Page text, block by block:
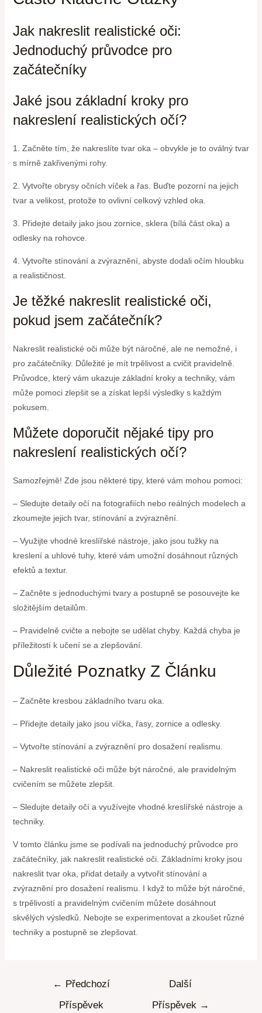
Jak nakreslit realistické oči:
Jednoduchý průvodce pro
začátečníky
Jaké jsou základní kroky pro
nakreslení realistických očí?
1. Začněte tím, že nakreslíte tvar oka – obvykle je to oválný tvar
s mírně zakřivenými rohy.
2. Vytvořte obrysy očních víček a řas. Buďte pozorní na jejich
tvar a velikost, protože to ovlivní celkový vzhled oka.
3. Přidejte detaily jako jsou zornice, sklera (bílá část oka) a
odlesky na rohovce.
4. Vytvořte stínování a zvýraznění, abyste dodali očím hloubku
a realističnost.
Je těžké nakreslit realistické oči,
pokud jsem začátečník?
Nakreslit realistické oči může být náročné, ale ne nemožné, i
pro začátečníky. Důležité je mít trpělivost a cvičit pravidelně.
Průvodce, který vám ukazuje základní kroky a techniky, vám
může pomoci zlepšit se a získat lepší výsledky s každým
pokusem.
Můžete doporučit nějaké tipy pro
nakreslení realistických očí?
Samozřejmě! Zde jsou některé tipy, které vám mohou pomoci:
– Sledujte detaily očí na fotografiích nebo reálných modelech a
zkoumejte jejich tvar, stínování a zvýraznění.
– Využijte vhodné kreslířské nástroje, jako jsou tužky na
kreslení a uhlové tuhy, které vám umožní dosáhnout různých
efektů a textur.
– Začněte s jednoduchými tvary a postupně se posouvejte ke
složitějším detailům.
– Pravidelně cvičte a nebojte se udělat chyby. Každá chyba je
příležitostí k učení se a zlepšování.
Důležité Poznatky Z Článku
– Začněte kresbou základního tvaru oka.
– Přidejte detaily jako jsou víčka, řasy, zornice a odlesky.
– Vytvořte stínování a zvýraznění pro dosažení realismu.
– Nakreslit realistické oči může být náročné, ale pravidelným
cvičením se můžete zlepšit.
– Sledujte detaily očí a využívejte vhodné kreslířské nástroje a
techniky.
V tomto článku jsme se podívali na jednoduchý průvodce pro
začátečníky, jak nakreslit realistické oči. Základními kroky jsou
nakreslit tvar oka, přidat detaily a vytvořit stínování a
zvýraznění pro dosažení realismu. I když to může být náročné,
s trpělivostí a pravidelným cvičením můžete dosáhnout
skvělých výsledků. Nebojte se experimentovat a zkoušet různé
techniky a postupně se zlepšovat.
← Předchozí
Příspěvek
Další
Příspěvek →